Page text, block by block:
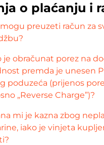
o plaćanju i
preuzeti račun za
je obračunat porez na
premda je unesen
poduzeća (prijenos
„Reverse Charge”)?
mi je kazna zbog
iako je vinjeta